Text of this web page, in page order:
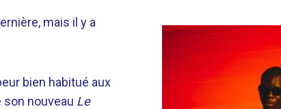
mais il y a
bien habitué aux
son nouveau Le